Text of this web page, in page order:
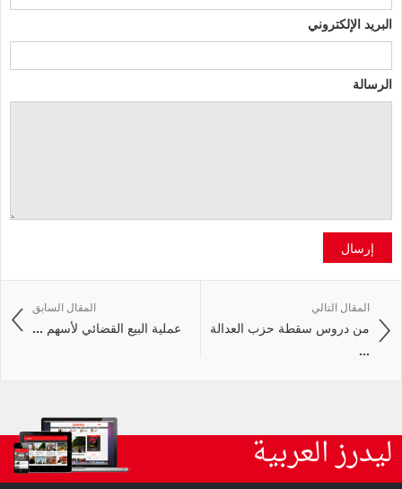
البريد الإلكتروني
الرسالة
إرسال
المقال السابق
عملية البيع القضائي لأسهم ...
المقال التالي
من دروس سقطة حزب العدالة
...
ليدرز العربية